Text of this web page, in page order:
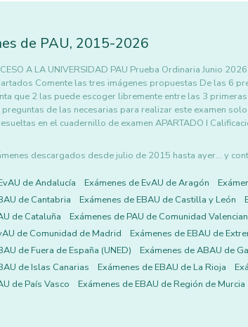
de PAU, 2015-2026
A LA UNIVERSIDAD PAU Prueba Ordinaria Junio
Comente las tres imágenes propuestas De las 6
que 2 las puede escoger libremente entre las 3
preguntas de las necesarias para realizar este examen
en el cuadernillo de examen APARTADO I
descargados desde julio de 2015 hasta ayer... y
de Andalucía Exámenes de EvAU de Aragón
de Cantabria
Exámenes de EBAU de Castilla y León
de Cataluña
Exámenes de PAU de Comunidad
de Comunidad de Madrid
Exámenes de EBAU de
de Fuera de España (UNED)
Exámenes de ABAU de
de Islas Canarias
Exámenes de EBAU de La Rioja
de País Vasco
Exámenes de EBAU de Región de Murcia